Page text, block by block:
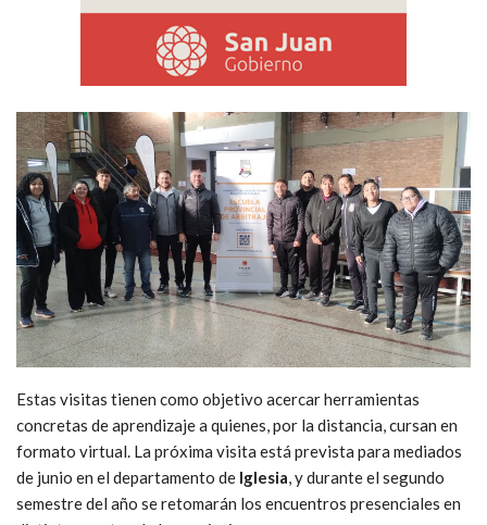
Estas visitas tienen como objetivo acercar herramientas
concretas de aprendizaje a quienes, por la distancia, cursan en
formato virtual. La próxima visita está prevista para mediados
de junio en el departamento de Iglesia, y durante el segundo
semestre del año se retomarán los encuentros presenciales en